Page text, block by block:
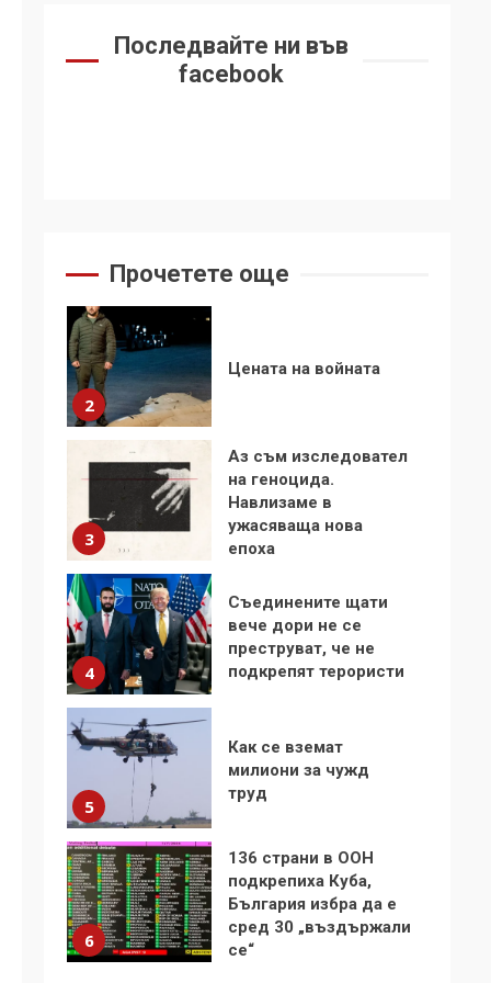
Последвайте ни във
facebook
Прочетете още
Удължаването на
1
стъпки от 1972 г.
2
Цената на войната
3
Аз съм изследовател
на геноцида.
Навлизаме в
ужасяваща нова
епоха
4
Съединените щати
вече дори не се
преструват, че не
подкрепят терористи
5
Как се вземат
милиони за чужд
труд
6
136 страни в ООН
подкрепиха Куба,
България избра да е
сред 30 „въздържали
се“